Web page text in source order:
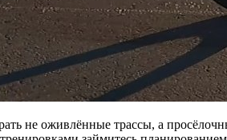
не оживлённые трассы, а